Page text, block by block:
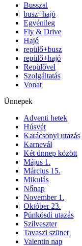
Busszal
busz+hajó
Egyénileg
Fly & Drive
Hajó
repülő+busz
repülő+hajó
Repülővel
Szolgáltatás
Vonat
Ünnepek
Adventi hetek
Húsvét
Karácsonyi utazás
Karnevál
Két ünnep között
Május 1.
Március 15.
Mikulás
Nőnap
November 1.
Október 23.
Pünkösdi utazás
Szilveszter
Tavaszi szünet
Valentin nap